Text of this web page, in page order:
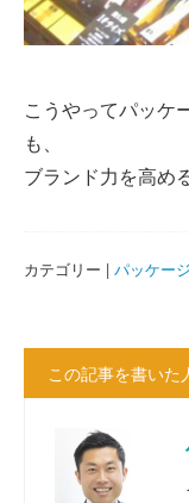
こうやってパッケ
も、
ブランド力を高め
カテゴリー | パッケー
この記事を書いた